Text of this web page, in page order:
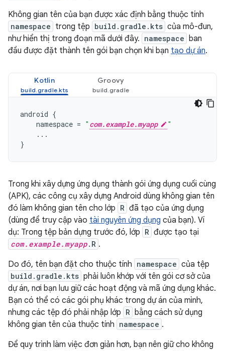
Không gian tên của bạn được xác định bằng thuộc tính
namespace trong tệp build.gradle.kts của mô-đun,
như hiển thị trong đoạn mã dưới đây. namespace ban
đầu được đặt thành tên gói bạn chọn khi bạn tạo dự án.
Kotlin Groovy
android {
namespace = " com.example.myapp
"
...
}
Trong khi xây dựng ứng dụng thành gói ứng dụng cuối cùng
(APK), các công cụ xây dựng Android dùng không gian tên
đó làm không gian tên cho lớp R đã tạo của ứng dụng
(dùng để truy cập vào tài nguyên ứng dụng của bạn). Ví
dụ: Trong tệp bản dựng trước đó, lớp R được tạo tại
com.example.myapp.R .
Do đó, tên bạn đặt cho thuộc tính namespace của tệp
build.gradle.kts phải luôn khớp với tên gói cơ sở của
dự án, nơi bạn lưu giữ các hoạt động và mã ứng dụng khác.
Bạn có thể có các gói phụ khác trong dự án của mình,
nhưng các tệp đó phải nhập lớp R bằng cách sử dụng
không gian tên của thuộc tính namespace .
Để quy trình làm việc đơn giản hơn, bạn nên giữ cho không